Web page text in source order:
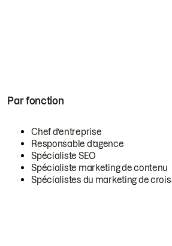
Par fonction
Chef d’entreprise
Responsable d’agence
Spécialiste SEO
Spécialiste marketing de contenu
Spécialistes du marketing de